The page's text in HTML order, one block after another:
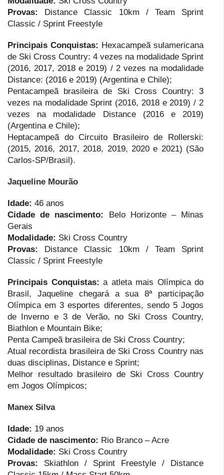
Provas: Distance Classic 10km / Team Sprint
Classic / Sprint Freestyle
Principais Conquistas: Hexacampeã sulamericana
de Ski Cross Country: 4 vezes na modalidade Sprint
(2016, 2017, 2018 e 2019) / 2 vezes na modalidade
Distance: (2016 e 2019) (Argentina e Chile);
Pentacampeã brasileira de Ski Cross Country: 3
vezes na modalidade Sprint (2016, 2018 e 2019) / 2
vezes na modalidade Distance (2016 e 2019)
(Argentina e Chile);
Heptacampeã do Circuito Brasileiro de Rollerski:
(2015, 2016, 2017, 2018, 2019, 2020 e 2021) (São
Carlos-SP/Brasil).
Jaqueline Mourão
Idade: 46 anos
Cidade de nascimento: Belo Horizonte – Minas
Gerais
Modalidade: Ski Cross Country
Provas: Distance Classic 10km / Team Sprint
Classic / Sprint Freestyle
Principais Conquistas: a atleta mais Olímpica do
Brasil, Jaqueline chegará a sua 8ª participação
Olímpica em 3 esportes diferentes, sendo 5 Jogos
de Inverno e 3 de Verão, no Ski Cross Country,
Biathlon e Mountain Bike;
Penta Campeã brasileira de Ski Cross Country;
Atual recordista brasileira de Ski Cross Country nas
duas disciplinas, Distance e Sprint;
Melhor resultado brasileiro de Ski Cross Country
em Jogos Olímpicos;
Manex Silva
Idade: 19 anos
Cidade de nascimento: Rio Branco – Acre
Modalidade: Ski Cross Country
Provas: Skiathlon / Sprint Freestyle / Distance